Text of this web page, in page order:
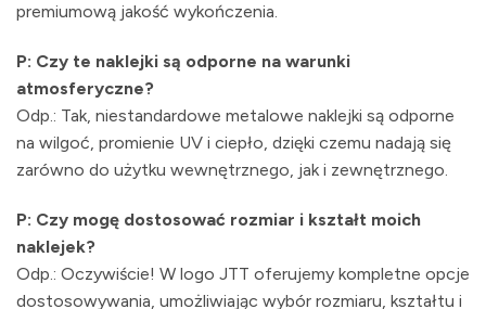
premiumową jakość wykończenia.
P: Czy te naklejki są odporne na warunki
atmosferyczne?
Odp.: Tak, niestandardowe metalowe naklejki są odporne
na wilgoć, promienie UV i ciepło, dzięki czemu nadają się
zarówno do użytku wewnętrznego, jak i zewnętrznego.
P: Czy mogę dostosować rozmiar i kształt moich
naklejek?
Odp.: Oczywiście! W logo JTT oferujemy kompletne opcje
dostosowywania, umożliwiając wybór rozmiaru, kształtu i